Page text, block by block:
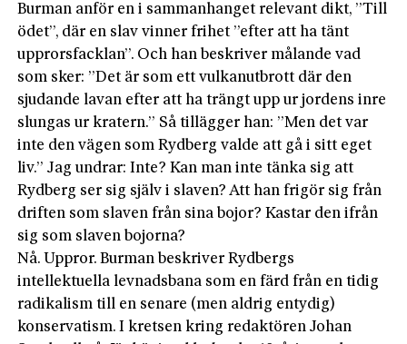
Burman anför en i sammanhanget relevant dikt, ”Till
ödet”, där en slav vinner frihet ”efter att ha tänt
upprorsfacklan”. Och han beskriver målande vad
som sker: ”Det är som ett vulkanutbrott där den
sjudande lavan efter att ha trängt upp ur jordens inre
slungas ur kratern.” Så tillägger han: ”Men det var
inte den vägen som Rydberg valde att gå i sitt eget
liv.” Jag undrar: Inte? Kan man inte tänka sig att
Rydberg ser sig själv i slaven? Att han frigör sig från
driften som slaven från sina bojor? Kastar den ifrån
sig som slaven bojorna?
Nå. Uppror. Burman beskriver Rydbergs
intellektuella levnadsbana som en färd från en tidig
radikalism till en senare (men aldrig entydig)
konservatism. I kretsen kring redaktören Johan